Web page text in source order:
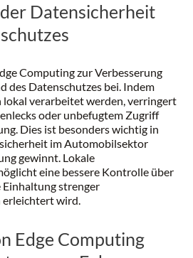
Datensicherheit
Computing zur Verbesserung
des Datenschutzes bei. Indem
verarbeitet werden, verringert
oder unbefugtem Zugriff
Dies ist besonders wichtig in
im Automobilsektor
gewinnt. Lokale
eine bessere Kontrolle über
strenger
wird.
Edge Computing